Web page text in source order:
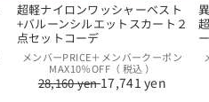
超軽ナイロンワッシャーベスト
+バルーンシルエットスカート２
点セットコーデ
通
常
価
セ
ー
ル
メンバーPRICE＋メンバークーポン
MAX10％OFF（ 税込 ）
28,160 yen17,741 yen